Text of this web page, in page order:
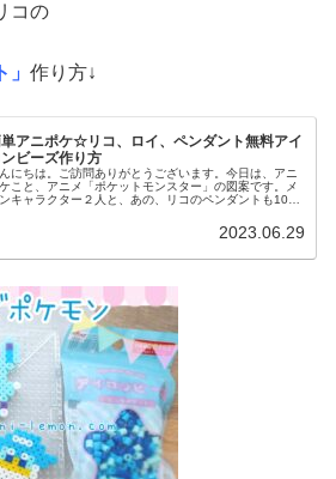
コの
作り方↓
アニポケ☆リコ、ロイ、ペンダント無料アイ
ンビーズ作り方
にちは。ご訪問ありがとうございます。今日は、アニ
こと、アニメ「ポケットモンスター」の図案です。メ
キャラクター２人と、あの、リコのペンダントも100
2023.06.29